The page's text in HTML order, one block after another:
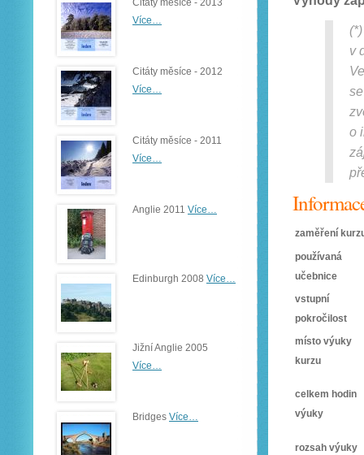
v
o
zaměření
používaná
učebnice
vstupní
pokročilost
místo výuky
kurzu
celkem hodin
výuky
rozsah výuky
Citáty měsíce - 2013
Více…
Citáty měsíce - 2012
Více…
Citáty měsíce - 2011
Více…
Anglie 2011 Více…
Edinburgh 2008 Více…
Jižní Anglie 2005
Více…
Bridges Více…